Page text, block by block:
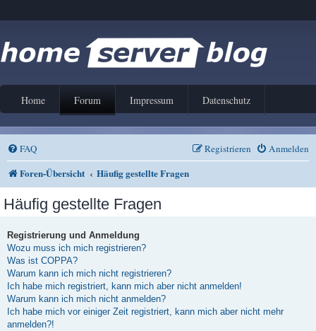
Home Forum Impressum Datenschutz
FAQ Anmelden
Registrieren
Foren-Übersicht Häufig gestellte Fragen
Häufig gestellte Fragen
Registrierung und Anmeldung
Wozu muss ich mich registrieren?
Was ist COPPA?
Warum kann ich mich nicht registrieren?
Ich habe mich registriert, kann mich aber nicht anmelden!
Warum kann ich mich nicht anmelden?
Ich habe mich vor einiger Zeit registriert, kann mich aber nicht mehr
anmelden?!